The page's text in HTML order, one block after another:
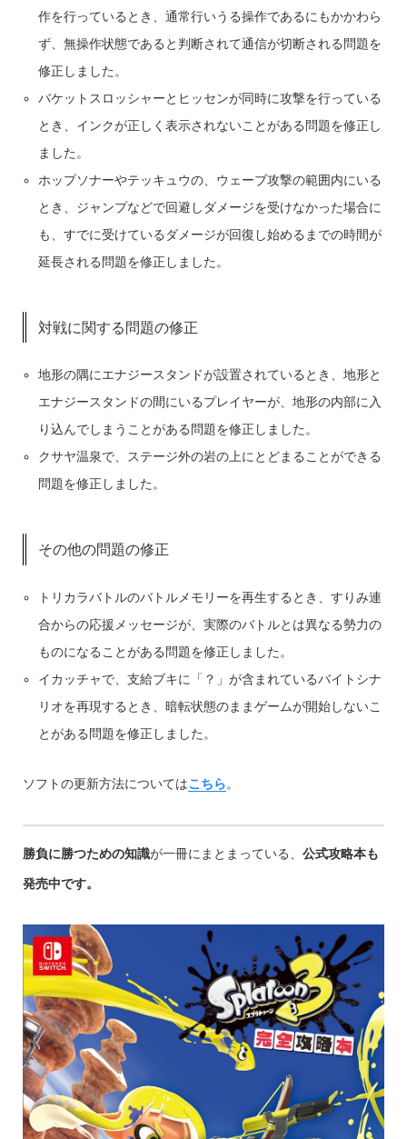
作を行っているとき、通常行いうる操作であるにもかかわら
ず、無操作状態であると判断されて通信が切断される問題を
修正しました。
バケットスロッシャーとヒッセンが同時に攻撃を行っている
とき、インクが正しく表示されないことがある問題を修正し
ました。
ホップソナーやテッキュウの、ウェーブ攻撃の範囲内にいる
とき、ジャンプなどで回避しダメージを受けなかった場合に
も、すでに受けているダメージが回復し始めるまでの時間が
延長される問題を修正しました。
対戦に関する問題の修正
地形の隅にエナジースタンドが設置されているとき、地形と
エナジースタンドの間にいるプレイヤーが、地形の内部に入
り込んでしまうことがある問題を修正しました。
クサヤ温泉で、ステージ外の岩の上にとどまることができる
問題を修正しました。
その他の問題の修正
トリカラバトルのバトルメモリーを再生するとき、すりみ連
合からの応援メッセージが、実際のバトルとは異なる勢力の
ものになることがある問題を修正しました。
イカッチャで、支給ブキに「？」が含まれているバイトシナ
リオを再現するとき、暗転状態のままゲームが開始しないこ
とがある問題を修正しました。
ソフトの更新方法についてはこちら。
勝負に勝つための知識が一冊にまとまっている、 公式攻略本も
発売中です。